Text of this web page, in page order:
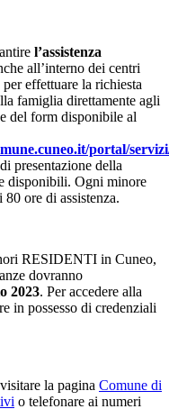
l’assistenza
all’interno dei centri
effettuare la richiesta
famiglia direttamente agli
del form disponibile al
portal/
presentazione della
disponibili. Ogni minore
80 ore di assistenza.
RESIDENTI in Cuneo,
dovranno
2023. Per accedere alla
in possesso di credenziali
la pagina Comune di
o telefonare ai numeri